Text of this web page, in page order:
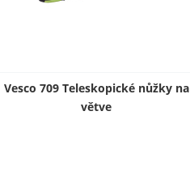
Vesco 709 Teleskopické nůžky na
větve